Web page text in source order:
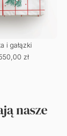
i gałązki
zł
nasze